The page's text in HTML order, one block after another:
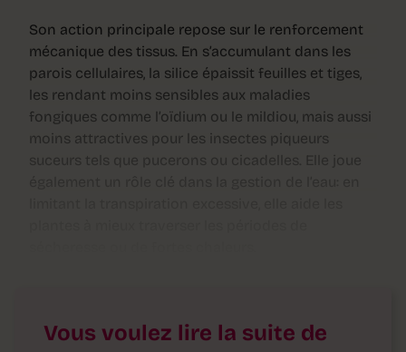
Son action principale repose sur le renforcement
mécanique des tissus. En s’accumulant dans les
parois cellulaires, la silice épaissit feuilles et tiges,
les rendant moins sensibles aux maladies
fongiques comme l’oïdium ou le mildiou, mais aussi
moins attractives pour les insectes piqueurs
suceurs tels que pucerons ou cicadelles. Elle joue
Vous voulez lire la suite de